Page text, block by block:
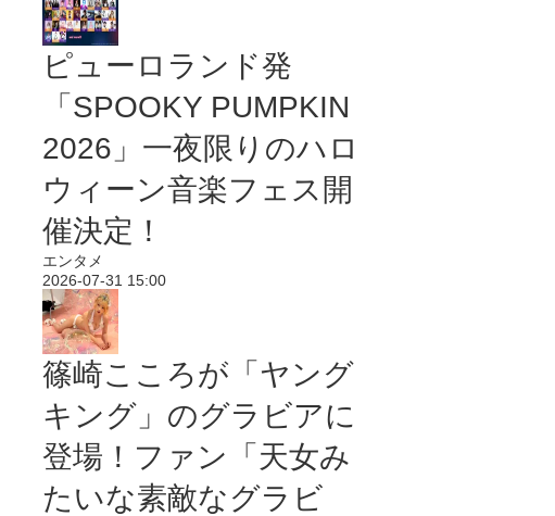
ピューロランド発
「SPOOKY PUMPKIN
2026」一夜限りのハロ
ウィーン音楽フェス開
催決定！
エンタメ
2026-07-31 15:00
篠崎こころが「ヤング
キング」のグラビアに
登場！ファン「天女み
たいな素敵なグラビ